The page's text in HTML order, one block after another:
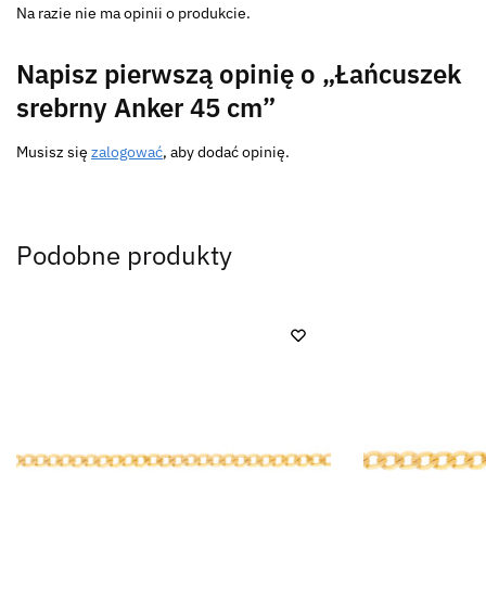
Na razie nie ma opinii o produkcie.
Napisz pierwszą opinię o „Łańcuszek
srebrny Anker 45 cm”
Musisz się zalogować, aby dodać opinię.
Podobne produkty